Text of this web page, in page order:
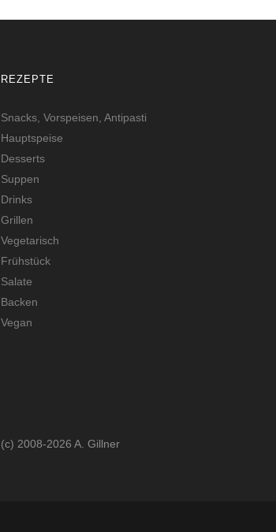
REZEPTE
Snacks, Vorspeisen, Antipasti
Hauptspeise
Desserts
Suppen
Drinks
Grillen
Vegetarisch
Frühstück
Salate
Backen
Vegan
(c) 2008-2026 A. Gillner